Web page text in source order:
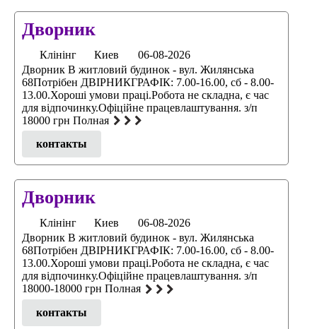
Дворник
Клінінг Киев
06-08-2026
Дворник В житловий будинок - вул. Жилянська
68Потрібен ДВІРНИКГРАФІК: 7.00-16.00, сб - 8.00-
13.00.Хороші умови праці.Робота не складна, є час
для відпочинку.Офіційне працевлаштування. з/п
18000 грн Полная
контакты
Дворник
Клінінг Киев
06-08-2026
Дворник В житловий будинок - вул. Жилянська
68Потрібен ДВІРНИКГРАФІК: 7.00-16.00, сб - 8.00-
13.00.Хороші умови праці.Робота не складна, є час
для відпочинку.Офіційне працевлаштування. з/п
18000-18000 грн Полная
контакты